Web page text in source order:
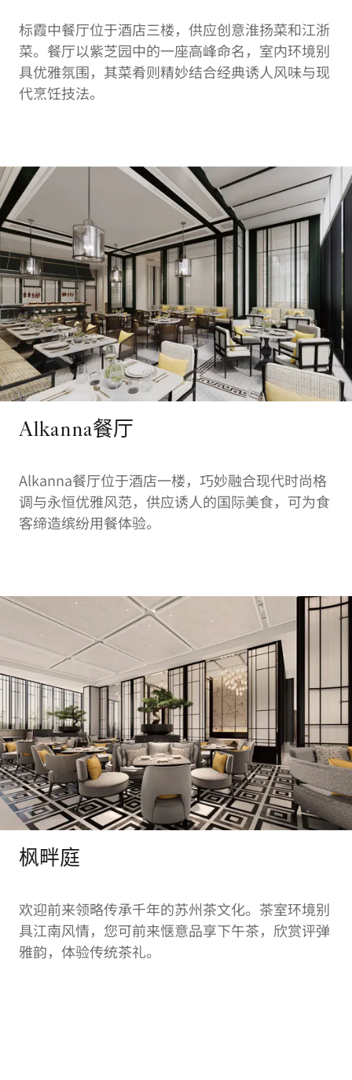
标霞中餐厅位于酒店三楼，供应创意淮扬菜和江浙
菜。餐厅以紫芝园中的一座高峰命名，室内环境别
具优雅氛围，其菜肴则精妙结合经典诱人风味与现
代烹饪技法。
Alkanna餐厅
Alkanna餐厅位于酒店一楼，巧妙融合现代时尚格
调与永恒优雅风范，供应诱人的国际美食，可为食
客缔造缤纷用餐体验。
枫畔庭
欢迎前来领略传承千年的苏州茶文化。茶室环境别
具江南风情，您可前来惬意品享下午茶，欣赏评弹
雅韵，体验传统茶礼。